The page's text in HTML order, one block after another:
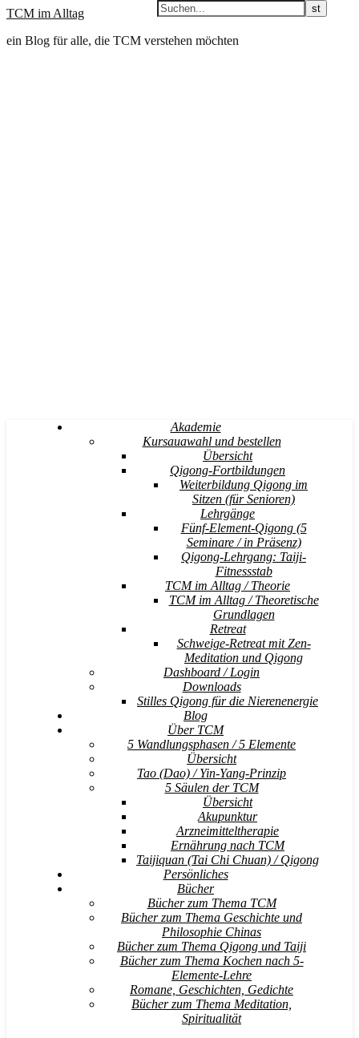
TCM im Alltag
ein Blog für alle, die TCM verstehen möchten
Akademie
Kursauawahl und bestellen
Übersicht
Qigong-Fortbildungen
Weiterbildung Qigong im
Sitzen (für Senioren)
Lehrgänge
Fünf-Element-Qigong (5
Seminare / in Präsenz)
Qigong-Lehrgang: Taiji-
Fitnessstab
TCM im Alltag / Theorie
TCM im Alltag / Theoretische
Grundlagen
Retreat
Schweige-Retreat mit Zen-
Meditation und Qigong
Dashboard / Login
Downloads
Stilles Qigong für die Nierenenergie
Blog
Über TCM
5 Wandlungsphasen / 5 Elemente
Übersicht
Tao (Dao) / Yin-Yang-Prinzip
5 Säulen der TCM
Übersicht
Akupunktur
Arzneimitteltherapie
Ernährung nach TCM
Taijiquan (Tai Chi Chuan) / Qigong
Persönliches
Bücher
Bücher zum Thema TCM
Bücher zum Thema Geschichte und
Philosophie Chinas
Bücher zum Thema Qigong und Taiji
Bücher zum Thema Kochen nach 5-
Elemente-Lehre
Romane, Geschichten, Gedichte
Bücher zum Thema Meditation,
Spiritualität